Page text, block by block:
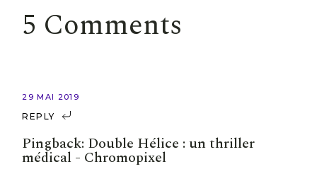
5 Comments
29 MAI 2019
REPLY
Pingback: Double Hélice : un thriller
médical - Chromopixel